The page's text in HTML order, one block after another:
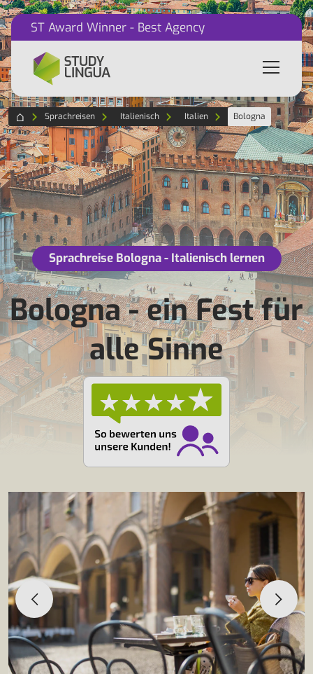
ST Award Winner - Best Agency
Sprachreisen Italienisch Italien Bologna
Sprachreise Bologna - Italienisch lernen
Bologna - ein Fest für
alle Sinne